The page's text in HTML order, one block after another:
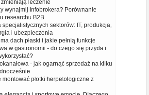
leczenie
wynajmij infobrokera? Porównanie
researchu B2B
specjalistycznych sektorów: IT, produkcja,
i ubezpieczenia
dach płaski i jakie pełnią funkcje
w gastronomii - do czego się przyda i
- jak ogarnąć sprzedaż na kilku
montować płotki herpetologiczne z